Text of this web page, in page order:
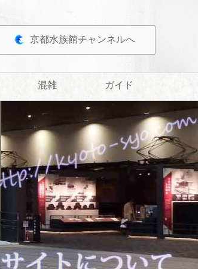
京都水族館チャンネルへ
混雑 ガイド